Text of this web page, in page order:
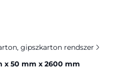
gipszkarton rendszer
x 50 mm x 2600 mm